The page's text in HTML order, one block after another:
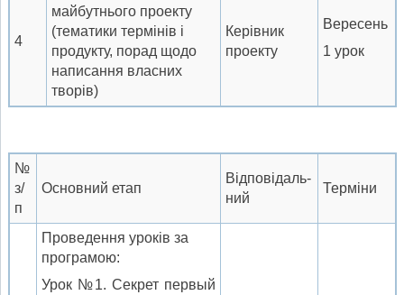
4
майбутнього проекту
(тематики термінів і
продукту, порад щодо
написання власних
творів)
Керівник
проекту
Вересень
1 урок
№
з/
п
Основний етап
Відповідаль-
ний
Терміни
Проведення уроків за
програмою:
Урок №1. Секрет первый